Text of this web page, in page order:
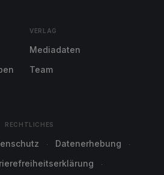
VERLAG
Mediadaten
Team
RECHTLICHES
Datenerhebung